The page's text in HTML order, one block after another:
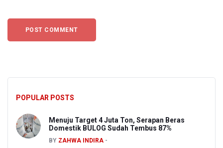
POPULAR POSTS
Menuju Target 4 Juta Ton, Serapan Beras
Domestik BULOG Sudah Tembus 87%
BY ZAHWA INDIRA